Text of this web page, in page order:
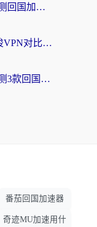
穿梭和海龟哪个好？海外党亲测回国加速器，附电脑免费VPN推荐
Quickback VPN好用吗？和穿梭VPN对比哪个回国效果更好？海外党必看的真实测评与选择指南
穿梭和快喵好用吗？海外党亲测3款回国加速器，附日本回国VPN避坑指南
番茄回国加速器
奇迹MU加速用什